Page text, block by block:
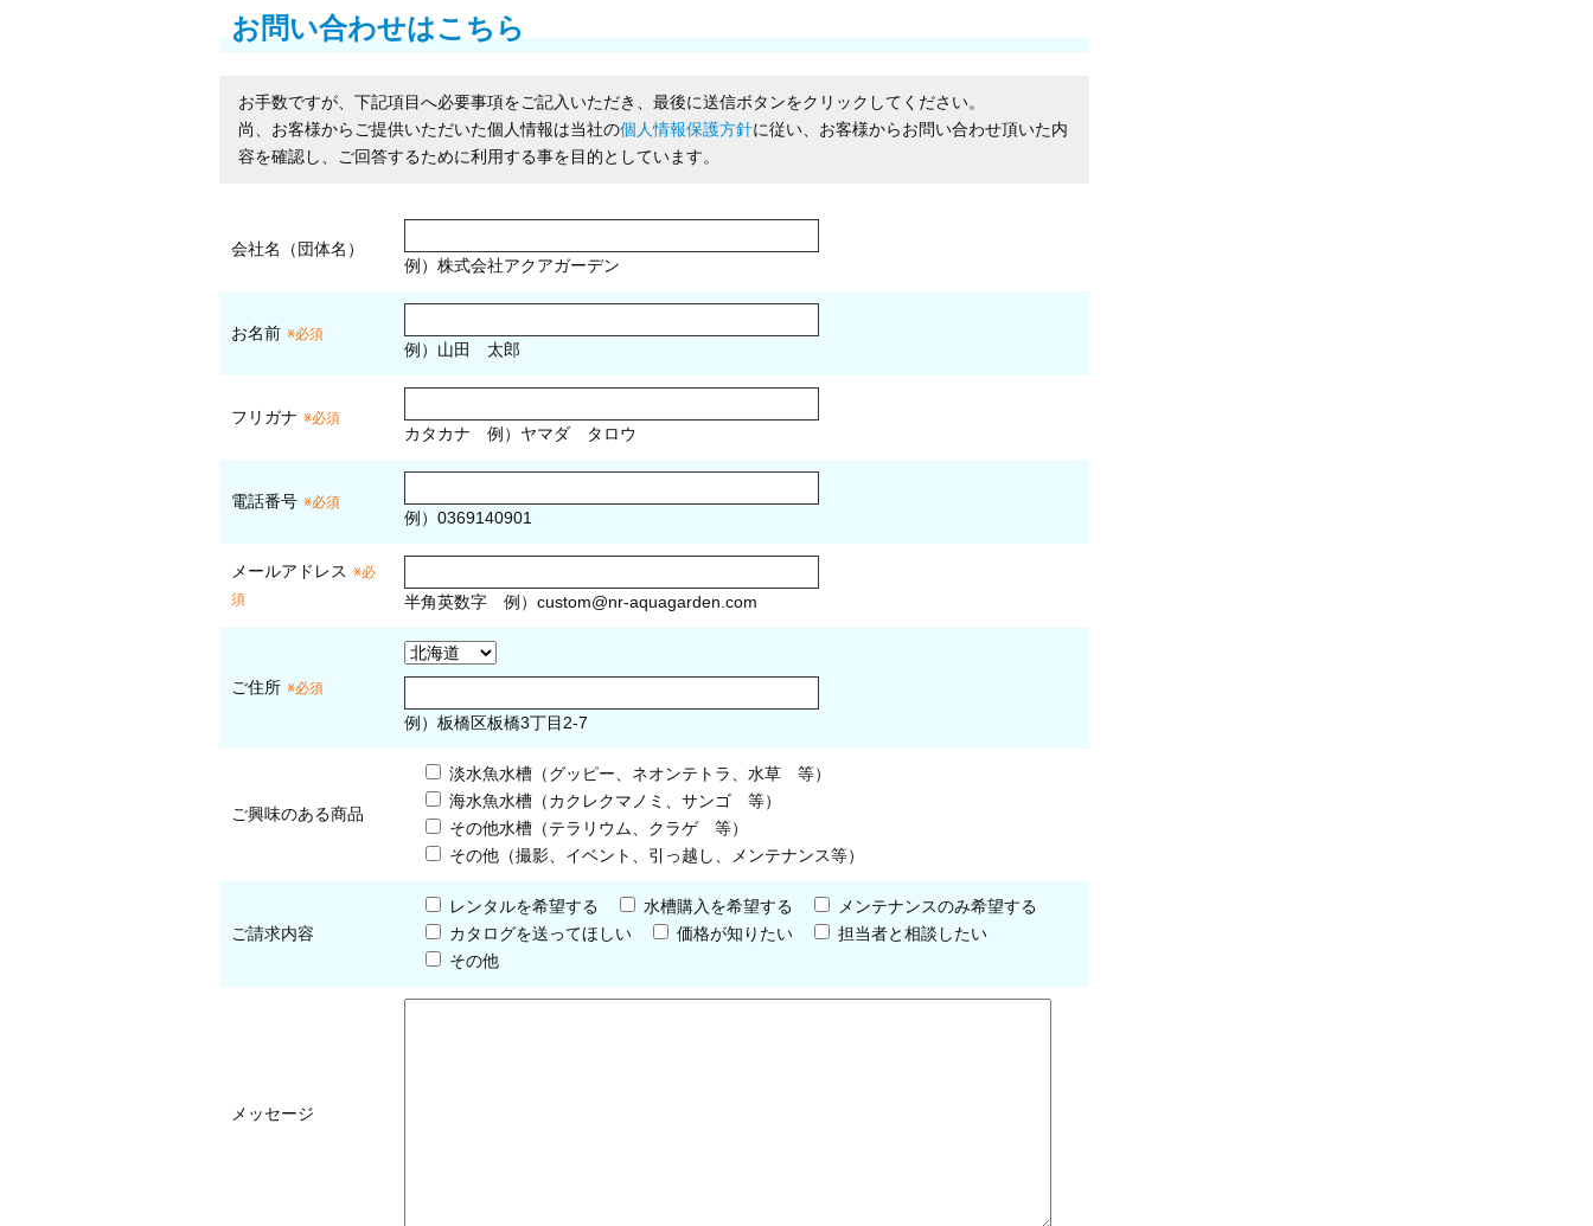
お問い合わせはこちら
お手数ですが、下記項目へ必要事項をご記入いただき、最後に送信ボタンをクリックしてください。
尚、お客様からご提供いただいた個人情報は当社の個人情報保護方針に従い、お客様からお問い合わせ頂いた内
容を確認し、ご回答するために利用する事を目的としています。
会社名（団体名）
例）株式会社アクアガーデン
お名前 ※必須
例）山田 太郎
フリガナ ※必須
カタカナ 例）ヤマダ タロウ
電話番号 ※必須
例）0369140901
メールアドレス ※必
須
半角英数字 例） custom@nr-aquagarden.com
ご住所 ※必須
例）板橋区板橋3丁目2-7
ご興味のある商品
淡水魚水槽（グッピー、ネオンテトラ、水草 等）
海水魚水槽（カクレクマノミ、サンゴ 等）
その他水槽（テラリウム、クラゲ 等）
その他（撮影、イベント、引っ越し、メンテナンス等）
ご請求内容
レンタルを希望する 水槽購入を希望する
メンテナンスのみ希望する
カタログを送ってほしい
価格が知りたい
担当者と相談したい
その他
メッセージ